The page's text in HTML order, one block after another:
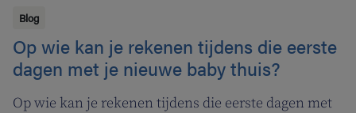
Blog
Op wie kan je rekenen tijdens die eerste
dagen met je nieuwe baby thuis?
Op wie kan je rekenen tijdens die eerste dagen met